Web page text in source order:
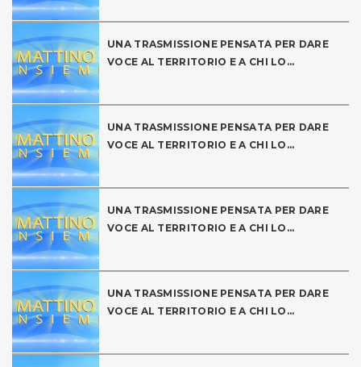
UNA TRASMISSIONE PENSATA PER DARE
VOCE AL TERRITORIO E A CHI LO...
UNA TRASMISSIONE PENSATA PER DARE
VOCE AL TERRITORIO E A CHI LO...
UNA TRASMISSIONE PENSATA PER DARE
VOCE AL TERRITORIO E A CHI LO...
UNA TRASMISSIONE PENSATA PER DARE
VOCE AL TERRITORIO E A CHI LO...